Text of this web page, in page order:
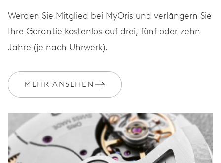
Werden Sie Mitglied bei MyOris und verlängern Sie
Ihre Garantie kostenlos auf drei, fünf oder zehn
Jahre (je nach Uhrwerk).
MEHR ANSEHEN